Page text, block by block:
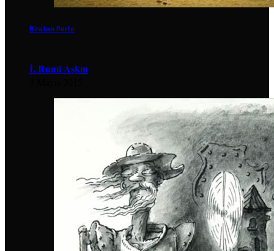
Biratan Porto
İ. Rumi Aşkın